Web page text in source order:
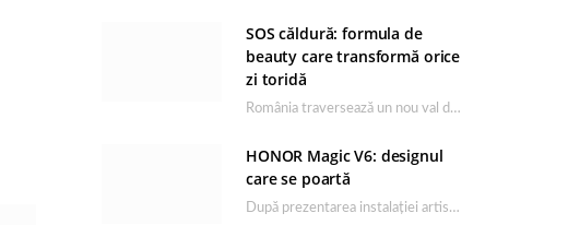
SOS căldură: formula de
beauty care transformă orice
zi toridă
România traversează un nou val de căldură, iar rutina de îngrijire capătă un rol esențial…
HONOR Magic V6: designul
care se poartă
După prezentarea instalației artistice semnată de Catrinel Săbăciag în cadrul evenimentului de lansare HONOR Magic…